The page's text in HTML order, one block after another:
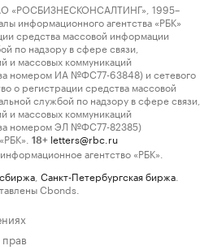
«РОСБИЗНЕСКОНСАЛТИНГ», 1995–
информационного агентства «РБК»
средства массовой информации
по надзору в сфере связи,
и массовых коммуникаций
номером ИА №ФС77-63848) и сетевого
о регистрации средства массовой
службой по надзору в сфере связи,
и массовых коммуникаций
номером ЭЛ №ФС77-82385)
18+ letters@rbc.ru
агентство «РБК».
Санкт-Петербургская биржа
Cbonds.